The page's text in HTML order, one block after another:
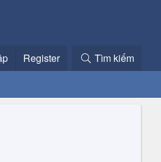
Register Tìm kiếm